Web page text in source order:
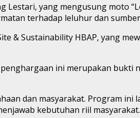
yang mengusung moto
terhadap leluhur dan
& Sustainability HBAP, yang
ini merupakan
dan masyarakat. Program
kebutuhan riil